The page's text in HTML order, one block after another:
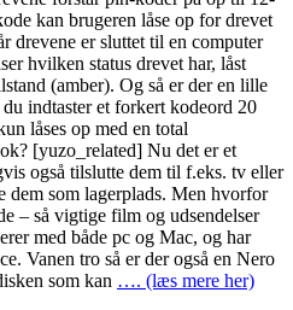
kan brugeren låse op for drevet
drevene er sluttet til en computer
hvilken status drevet har, låst
(amber). Og så er der en lille
indtaster et forkert kodeord 20
låses op med en total
[yuzo_related] Nu det er et
også tilslutte dem til f.eks. tv eller
dem som lagerplads. Men hvorfor
– så vigtige film og udsendelser
med både pc og Mac, og har
Vanen tro så er der også en Nero
som kan …. (læs mere her)